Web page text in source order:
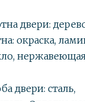
двери:
окраска,
нержавеющая
двери: сталь,